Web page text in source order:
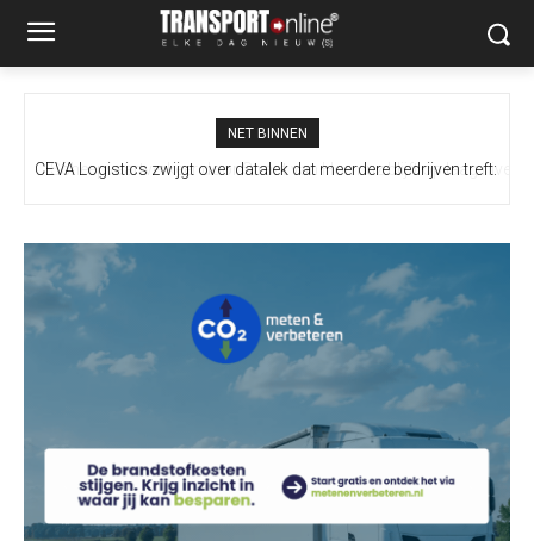
NET BINNEN
Scheepvaartverkeer door Straat van Hormuz blijft op laag niveau